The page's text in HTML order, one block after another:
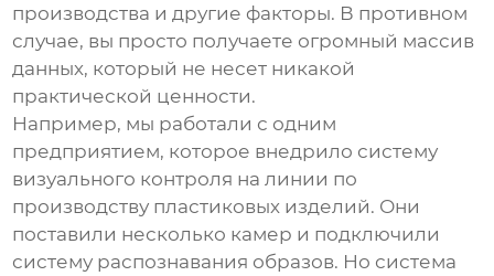
производства и другие факторы. В противном
случае, вы просто получаете огромный массив
данных, который не несет никакой
практической ценности.
Например, мы работали с одним
предприятием, которое внедрило систему
визуального контроля на линии по
производству пластиковых изделий. Они
поставили несколько камер и подключили
систему распознавания образов. Но система